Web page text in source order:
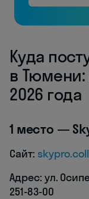
Куда
в
2026 года
1 место —
Сайт:
Адрес: ул.
251-83-00